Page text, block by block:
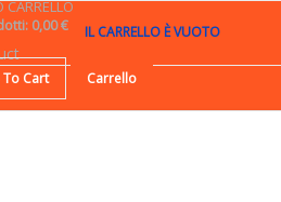
CARRELLO
: 0,00 € IL CARRELLO È VUOTO
To Cart Carrello